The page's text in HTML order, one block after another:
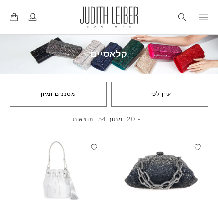
קלאסיים
עיין לפי: מסננים ומיון
1 - 120 מתוך 154 תוצאות